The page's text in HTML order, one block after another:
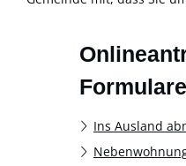
Formulare
Ins Ausland